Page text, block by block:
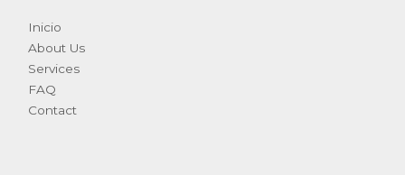
Inicio
About Us
Services
FAQ
Contact